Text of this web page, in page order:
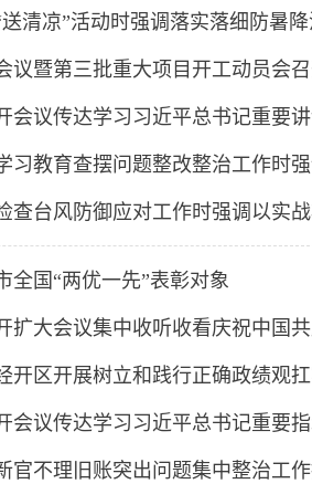
清凉”活动时强调落实落细防暑
全国“两优一先”表彰对象